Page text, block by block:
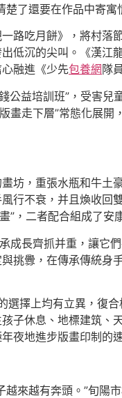
了還要在作品中寄寓
路吃月餅》，將村
低沉的尖叫。《漢江
融進《少先包養網 隊
益培訓班”，受害
畫走下層”常態化展
坊，重張水瓶和牛土
行不衰，并且煥收
”，二者配合組成了安
成長齊抓并重，讓它
挑釁，在傳承傳統
選擇上均有立異，復
子休息、地標建筑
夜地進步版畫印制的
來越有奔頭。”旬陽